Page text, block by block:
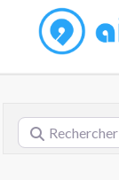
Rechercher